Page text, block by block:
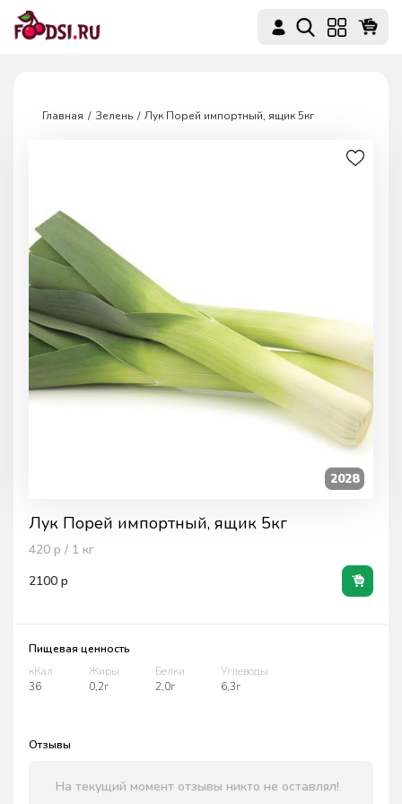
Главная Зелень Лук Порей импортный, ящик 5кг
Лук Порей импортный, ящик 5кг
420 р / 1 кг
2100 р
Пищевая ценность
кКал
36
Жиры
0,2г
Белки
2,0г
Углеводы
6,3г
2028
Отзывы
На текущий момент отзывы никто не оставлял!